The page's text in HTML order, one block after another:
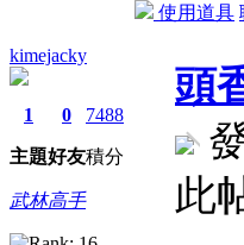
使用道具
kimejacky
1
主題
0
好友
7488
積分
武林高手
頭
此